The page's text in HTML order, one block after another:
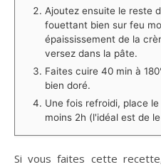
Ajoutez ensuite le reste
fouettant bien sur feu
épaississement de la
versez dans la pâte.
Faites cuire 40 min à
bien doré.
Une fois refroidi, place
moins 2h (l'idéal est de
Si vous faites cette